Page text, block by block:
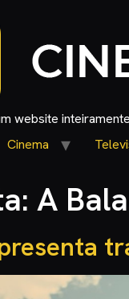
website
Cinema
A